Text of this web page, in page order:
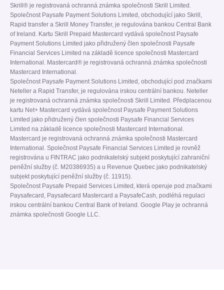
Skrill® je registrovaná ochranná známka společnosti Skrill Limited.
Společnost Paysafe Payment Solutions Limited, obchodující jako Skrill,
Rapid transfer a Skrill Money Transfer, je regulována bankou Central Bank
of Ireland. Kartu Skrill Prepaid Mastercard vydává společnost Paysafe
Payment Solutions Limited jako přidružený člen společnosti Paysafe
Financial Services Limited na základě licence společnosti Mastercard
International. Mastercard® je registrovaná ochranná známka společnosti
Mastercard International.
Společnost Paysafe Payment Solutions Limited, obchodující pod značkami
Neteller a Rapid Transfer, je regulována irskou centrální bankou. Neteller
je registrovaná ochranná známka společnosti Skrill Limited. Předplacenou
kartu Net+ Mastercard vydává společnost Paysafe Payment Solutions
Limited jako přidružený člen společnosti Paysafe Financial Services
Limited na základě licence společnosti Mastercard International.
Mastercard je registrovaná ochranná známka společnosti Mastercard
International. Společnost Paysafe Financial Services Limited je rovněž
registrována u FINTRAC jako podnikatelský subjekt poskytující zahraniční
peněžní služby (č. M20386935) a u Revenue Quebec jako podnikatelský
subjekt poskytující peněžní služby (č. 11915).
Společnost Paysafe Prepaid Services Limited, která operuje pod značkami
Paysafecard, Paysafecard Mastercard a PaysafeCash, podléhá regulaci
irskou centrální bankou Central Bank of Ireland. Google Play je ochranná
známka společnosti Google LLC.